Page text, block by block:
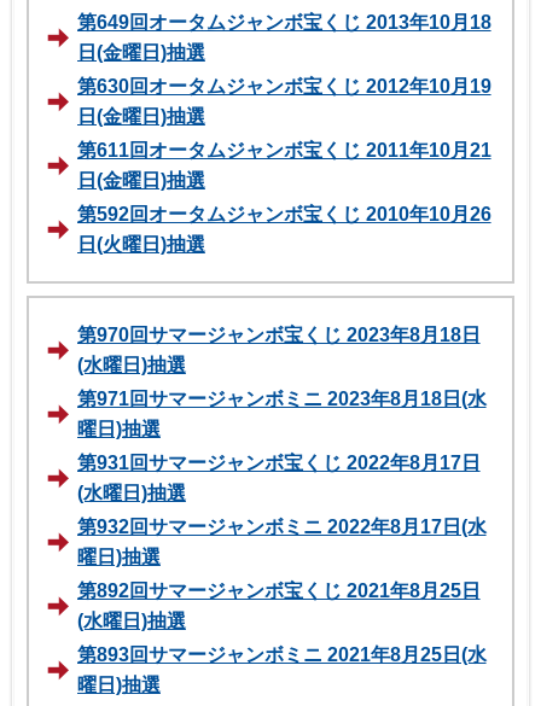
第649回オータムジャンボ宝くじ 2013年10月18
日(金曜日)抽選
第630回オータムジャンボ宝くじ 2012年10月19
日(金曜日)抽選
第611回オータムジャンボ宝くじ 2011年10月21
日(金曜日)抽選
第592回オータムジャンボ宝くじ 2010年10月26
日(火曜日)抽選
第970回サマージャンボ宝くじ 2023年8月18日
(水曜日)抽選
第971回サマージャンボミニ 2023年8月18日(水
曜日)抽選
第931回サマージャンボ宝くじ 2022年8月17日
(水曜日)抽選
第932回サマージャンボミニ 2022年8月17日(水
曜日)抽選
第892回サマージャンボ宝くじ 2021年8月25日
(水曜日)抽選
第893回サマージャンボミニ 2021年8月25日(水
曜日)抽選